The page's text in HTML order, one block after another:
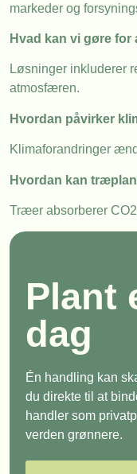
markeder og
Hvad kan vi gøre
Løsninger inkluderer
atmosfæren.
Hvordan påvirker
Klimaforandringer
Hvordan kan
Træer absorberer
Plant
dag
Én handling kan
du direkte til at
handler som
verden grønnere.